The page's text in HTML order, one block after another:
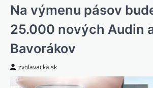
Na výmenu pásov
25.000 nových Audin
Bavorákov
zvolavacka.sk